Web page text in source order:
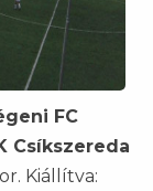
FC
Csíkszereda
Kiállítva: